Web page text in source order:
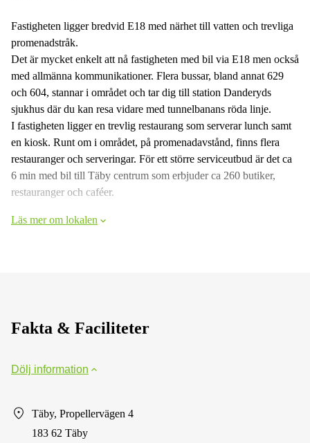
Fastigheten ligger bredvid E18 med närhet till vatten och trevliga
promenadstråk.
Det är mycket enkelt att nå fastigheten med bil via E18 men också
med allmänna kommunikationer. Flera bussar, bland annat 629
och 604, stannar i området och tar dig till station Danderyds
sjukhus där du kan resa vidare med tunnelbanans röda linje.
I fastigheten ligger en trevlig restaurang som serverar lunch samt
en kiosk. Runt om i området, på promenadavstånd, finns flera
restauranger och serveringar. För ett större serviceutbud är det ca
6 min med bil till Täby centrum som erbjuder ca 260 butiker,
restauranger och caféer.
Läs mer om lokalen
Fakta & Faciliteter
Dölj information
Täby, Propellervägen 4
183 62 Täby